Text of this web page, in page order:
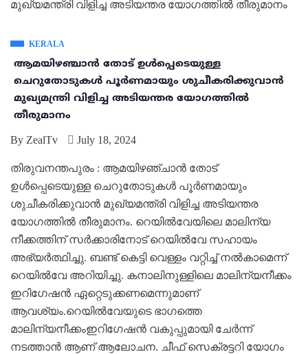
KERALA
ആമയിഴഞ്ചാൻ തോട് ഉൾപ്പെടെയുള്ള
ചെറുതോടുകൾ പൂർണമായും ശുചീകരിക്കുവാൻ
മുഖ്യമന്ത്രി വിളിച്ച അടിയന്തര യോഗത്തിൽ
തീരുമാനം
By ZealTv July 18, 2024
തിരുവനന്തപുരം : ആമയിഴഞ്ചാൻ തോട്
ഉൾപ്പെടെയുള്ള ചെറുതോടുകൾ പൂർണമായും
ശുചീകരിക്കുവാൻ മുഖ്യമന്ത്രി വിളിച്ച അടിയന്തര
യോഗത്തിൽ തീരുമാനം. റെയിൽവേയിലെ മാലിന്യ
നീക്കത്തിന് സർക്കാരിനോട് റെയിൽവേ സഹായം
അഭ്യർത്ഥിച്ചു. ബണ്ട് കെട്ടി വെള്ളം വറ്റിച്ച് നൽകാമെന്ന്
റെയിൽവേ അറിയിച്ചു. കനാലിനുള്ളിലെ മാലിന്യനീക്കം
ഇറിഗേഷൻ ഏറ്റെടുക്കണമെന്നുമാണ്
ആവശ്യം.റെയിൽവേയുടെ ഭാഗത്തെ
മാലിന്യനീക്കംഇറിഗേഷൻ വകുപ്പുമായി ചേർന്ന്
നടത്താൻ ആണ് ആലോചന. ചീഫ് സെക്രട്ടറി യോഗം